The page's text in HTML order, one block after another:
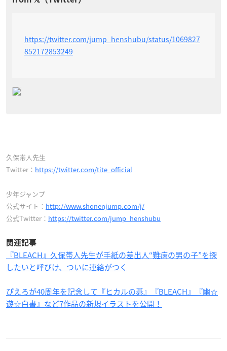
https://twitter.com/jump_henshubu/status/1069827
852172853249
久保帯人先生
Twitter： https://twitter.com/tite_official
少年ジャンプ
公式サイト： http://www.shonenjump.com/j/
公式Twitter： https://twitter.com/jump_henshubu
関連記事
『BLEACH』久保帯人先生が手紙の差出人“難病の男の子”を探
したいと呼びけ、ついに連絡がつく
ぴえろが40周年を記念して『ヒカルの碁』『BLEACH』『幽☆
遊☆白書』など7作品の新規イラストを公開！